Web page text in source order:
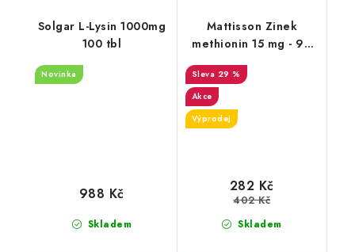
Solgar L-Lysin 1000mg
100 tbl
Novinka
Skladem
988 Kč
Mattisson Zinek
methionin 15 mg - 90
kapslí-DMS-8/26
29 %
Akce
Výprodej
Skladem
282 Kč
402 Kč